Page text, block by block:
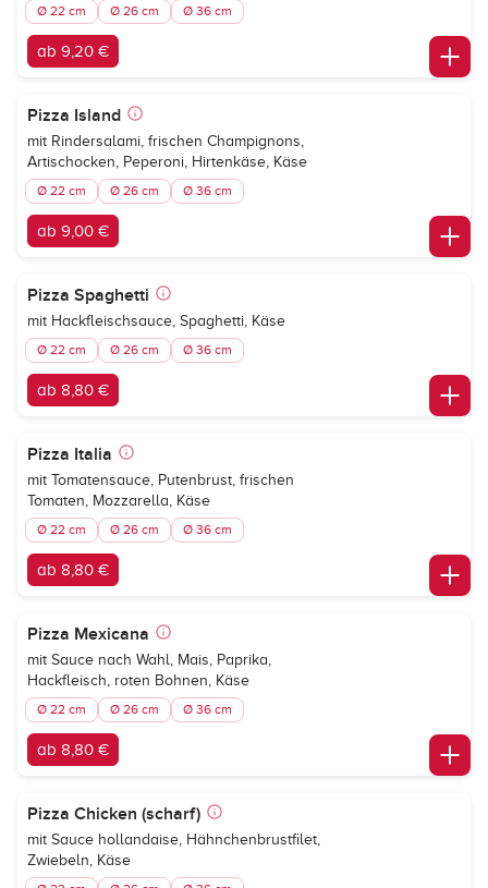
Ø 22 cm Ø 26 cm Ø 36 cm
ab 9,20 €
Pizza Island
mit Rindersalami, frischen Champignons,
Artischocken, Peperoni, Hirtenkäse, Käse
Ø 22 cm Ø 26 cm Ø 36 cm
ab 9,00 €
Pizza Spaghetti
mit Hackfleischsauce, Spaghetti, Käse
Ø 22 cm Ø 26 cm Ø 36 cm
ab 8,80 €
Pizza Italia
mit Tomatensauce, Putenbrust, frischen
Tomaten, Mozzarella, Käse
Ø 22 cm Ø 26 cm Ø 36 cm
ab 8,80 €
Pizza Mexicana
mit Sauce nach Wahl, Mais, Paprika,
Hackfleisch, roten Bohnen, Käse
Ø 22 cm Ø 26 cm Ø 36 cm
ab 8,80 €
Pizza Chicken (scharf)
mit Sauce hollandaise, Hähnchenbrustfilet,
Zwiebeln, Käse